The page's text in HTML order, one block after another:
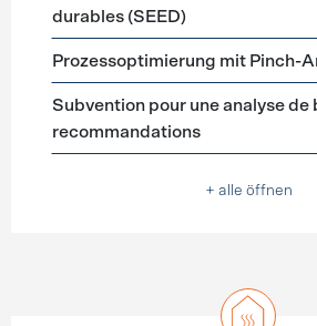
durables (SEED)
Prozessoptimierung mit Pinch-
Subvention pour une analyse de
recommandations
+ alle öffnen